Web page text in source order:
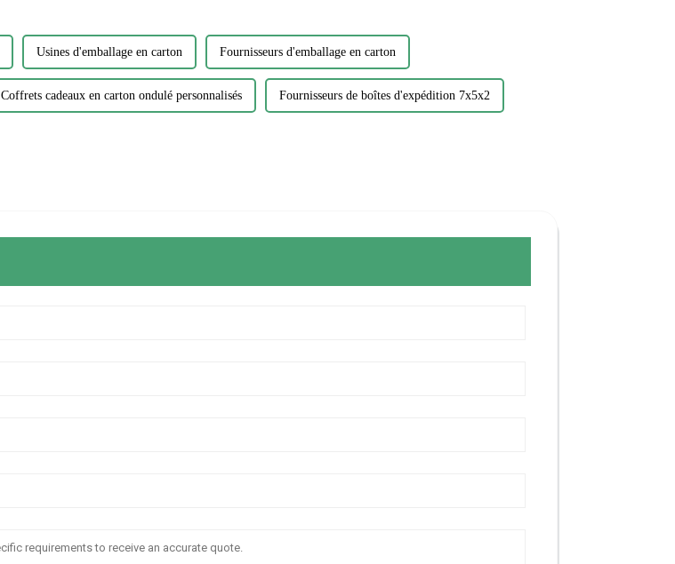
Usines d'emballage en carton Fournisseurs d'emballage en carton
Coffrets cadeaux en carton ondulé personnalisés Fournisseurs de boîtes d'expédition 7x5x2